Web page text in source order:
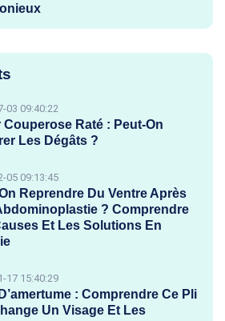
03 09:40:22
Couperose Raté : Peut-On
Les Dégâts ?
05 09:13:45
Reprendre Du Ventre Après
? Comprendre
Et Les Solutions En
17 15:40:29
: Comprendre Ce Pli
Un Visage Et Les